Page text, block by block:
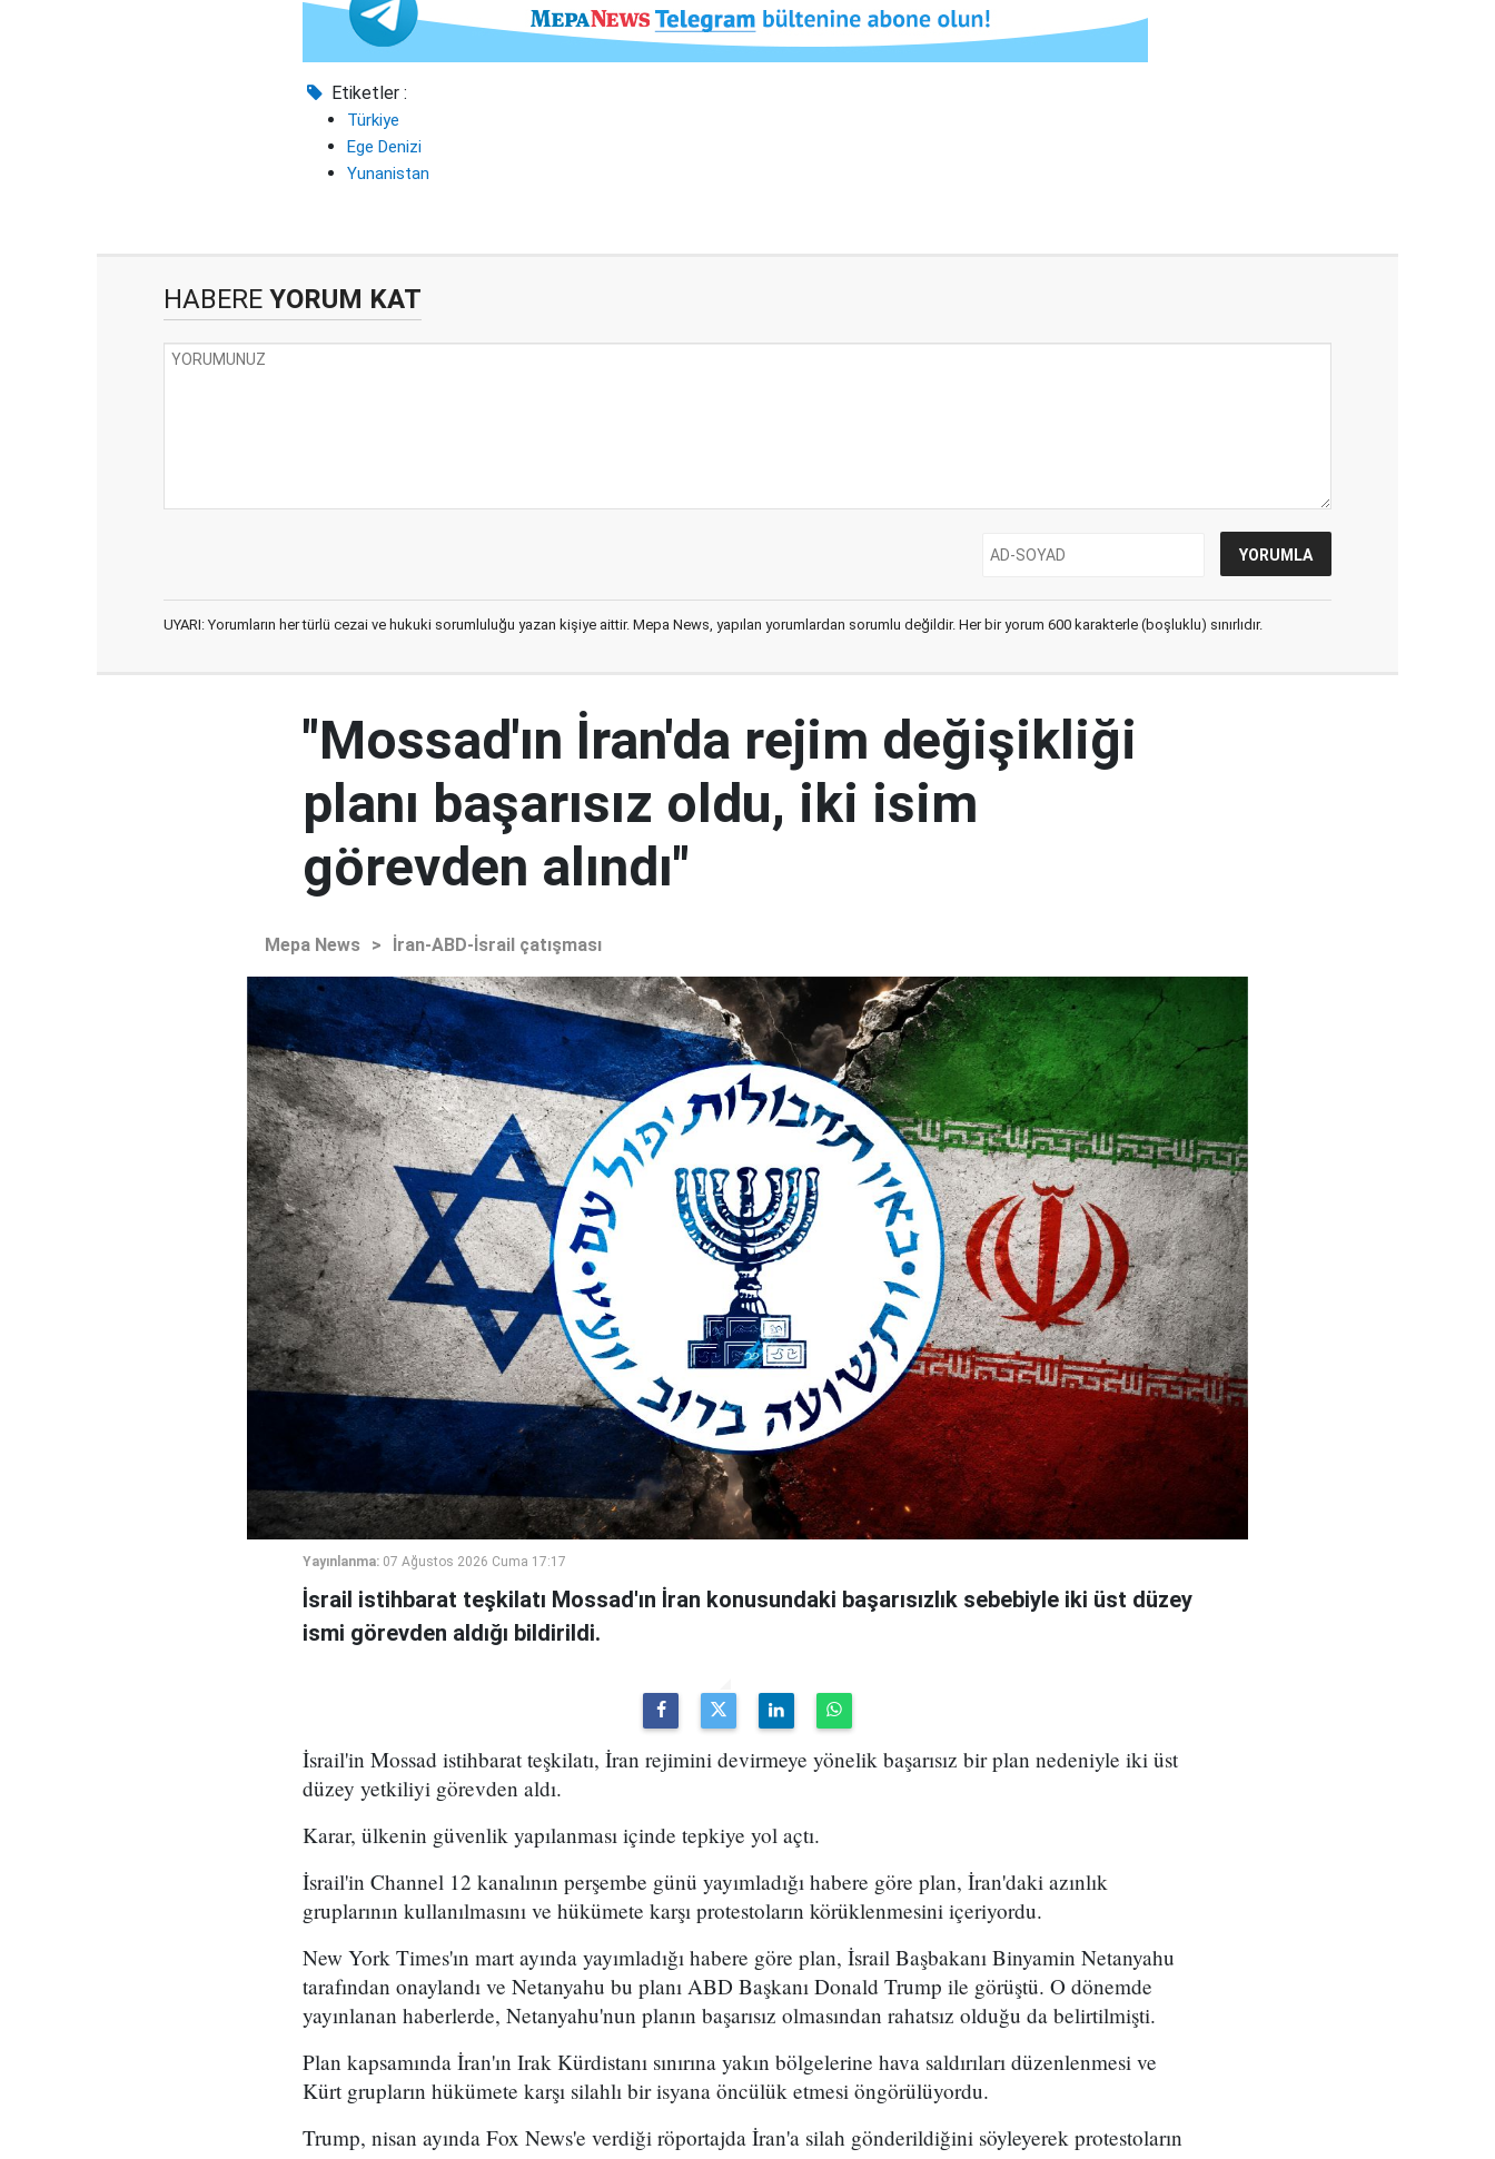
Etiketler :
Türkiye
Ege Denizi
Yunanistan
HABERE YORUM KAT
UYARI: Yorumların her türlü cezai ve hukuki sorumluluğu yazan kişiye aittir. Mepa News, yapılan yorumlardan sorumlu değildir. Her bir yorum 600 karakterle (boşluklu) sınırlıdır.
"Mossad'ın İran'da rejim değişikliği
planı başarısız oldu, iki isim
görevden alındı"
Mepa News > İran-ABD-İsrail çatışması
Yayınlanma: 07 Ağustos 2026 Cuma 17:17
İsrail istihbarat teşkilatı Mossad'ın İran konusundaki başarısızlık sebebiyle iki üst düzey
ismi görevden aldığı bildirildi.
İsrail'in Mossad istihbarat teşkilatı, İran rejimini devirmeye yönelik başarısız bir plan nedeniyle iki üst
düzey yetkiliyi görevden aldı.
Karar, ülkenin güvenlik yapılanması içinde tepkiye yol açtı.
İsrail'in Channel 12 kanalının perşembe günü yayımladığı habere göre plan, İran'daki azınlık
gruplarının kullanılmasını ve hükümete karşı protestoların körüklenmesini içeriyordu.
New York Times'ın mart ayında yayımladığı habere göre plan, İsrail Başbakanı Binyamin Netanyahu
tarafından onaylandı ve Netanyahu bu planı ABD Başkanı Donald Trump ile görüştü. O dönemde
yayınlanan haberlerde, Netanyahu'nun planın başarısız olmasından rahatsız olduğu da belirtilmişti.
Plan kapsamında İran'ın Irak Kürdistanı sınırına yakın bölgelerine hava saldırıları düzenlenmesi ve
Kürt grupların hükümete karşı silahlı bir isyana öncülük etmesi öngörülüyordu.
Trump, nisan ayında Fox News'e verdiği röportajda İran'a silah gönderildiğini söyleyerek protestoların